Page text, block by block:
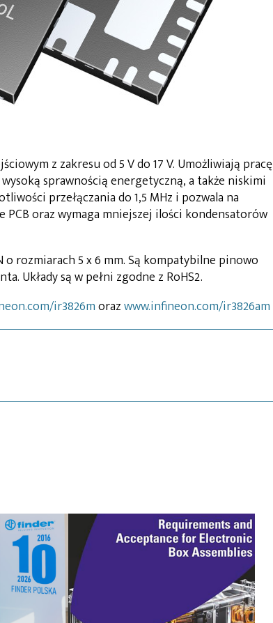
z zakresu od 5 V do 17 V. Umożliwiają pracę
sprawnością energetyczną, a także niskimi
przełączania do 1,5 MHz i pozwala na
oraz wymaga mniejszej ilości kondensatorów
rozmiarach 5 x 6 mm. Są kompatybilne pinowo
Układy są w pełni zgodne z RoHS2.
ir3826morazwww.infineon.com/ir3826am